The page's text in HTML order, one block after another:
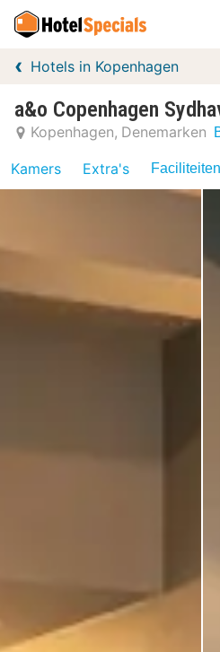
Hotels in Kopenhagen
a&o Copenhagen
Kopenhagen Denemarken
Kamers Extra's Faciliteiten